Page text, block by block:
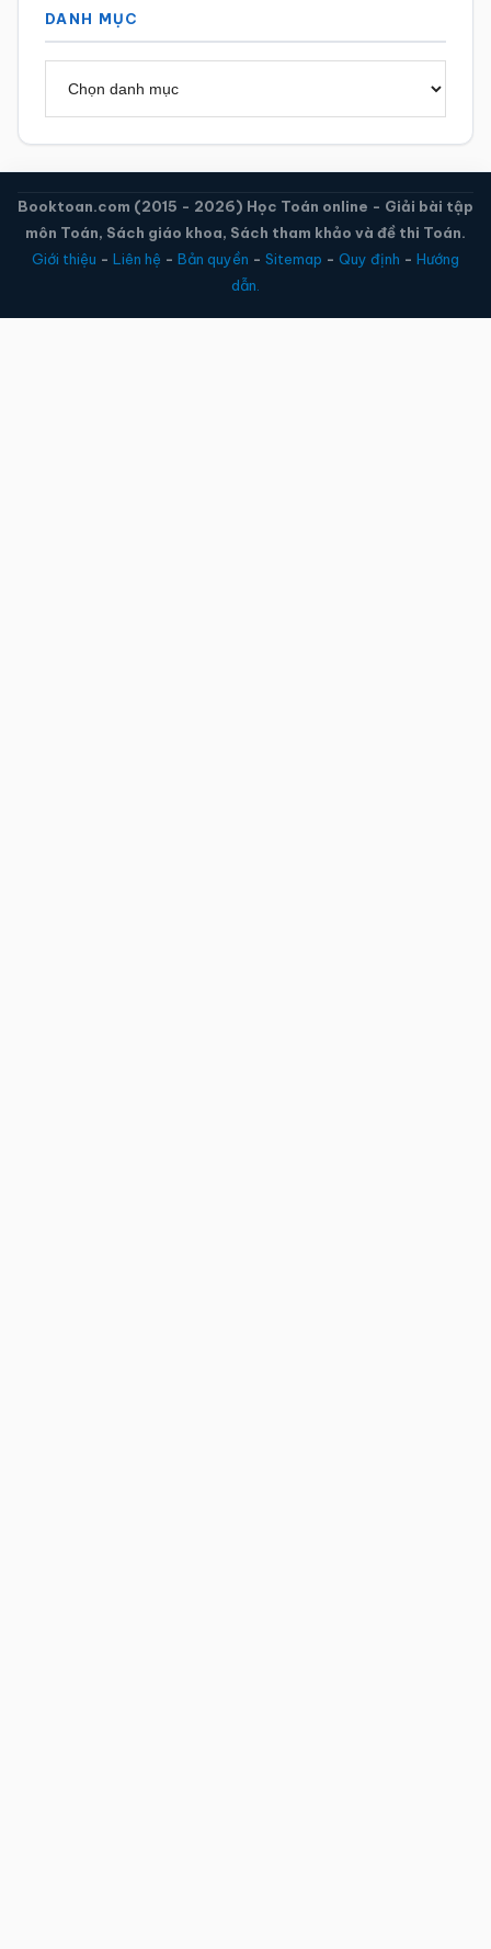
DANH MỤC
Booktoan.com (2015 - 2026) Học Toán online - Giải bài tập
môn Toán, Sách giáo khoa, Sách tham khảo và đề thi Toán.
Giới thiệu - Liên hệ - Bản quyền - Sitemap - Quy định - Hướng
dẫn.